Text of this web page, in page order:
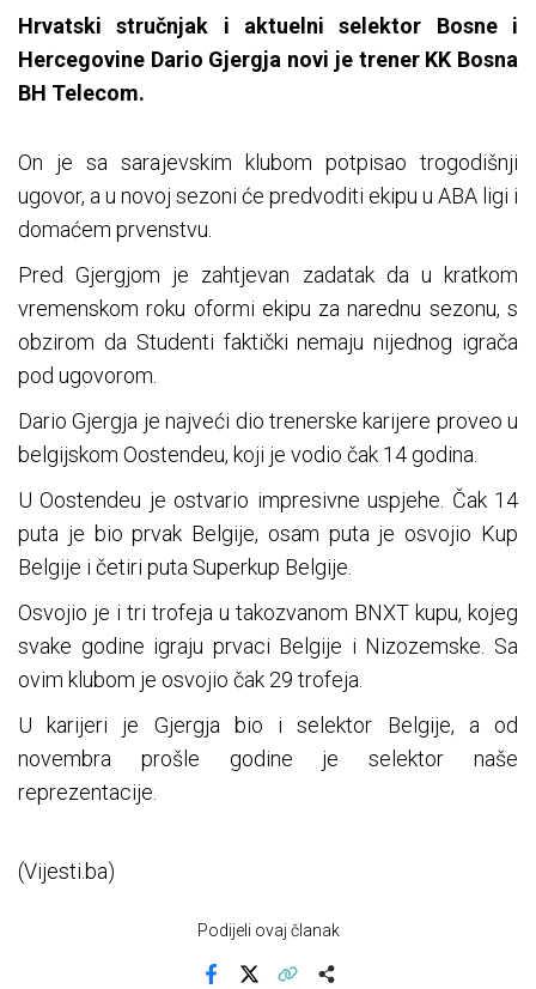
Hrvatski stručnjak i aktuelni selektor Bosne i
Hercegovine Dario Gjergja novi je trener KK Bosna
BH Telecom.
On je sa sarajevskim klubom potpisao trogodišnji
ugovor, a u novoj sezoni će predvoditi ekipu u ABA ligi i
domaćem prvenstvu.
Pred Gjergjom je zahtjevan zadatak da u kratkom
vremenskom roku oformi ekipu za narednu sezonu, s
obzirom da Studenti faktički nemaju nijednog igrača
pod ugovorom.
Dario Gjergja je najveći dio trenerske karijere proveo u
belgijskom Oostendeu, koji je vodio čak 14 godina.
U Oostendeu je ostvario impresivne uspjehe. Čak 14
puta je bio prvak Belgije, osam puta je osvojio Kup
Belgije i četiri puta Superkup Belgije.
Osvojio je i tri trofeja u takozvanom BNXT kupu, kojeg
svake godine igraju prvaci Belgije i Nizozemske. Sa
ovim klubom je osvojio čak 29 trofeja.
U karijeri je Gjergja bio i selektor Belgije, a od
novembra prošle godine je selektor naše
reprezentacije.
(Vijesti.ba)
Podijeli ovaj članak